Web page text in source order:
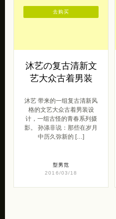
沐艺の复古清新文
艺大众古着男装
沐艺 带来的一组复古清新风
格的文艺大众古着男装设
计，一组古怪的青春系列摄
影。 孙涤非说：那些在岁月
中历久弥新的 […]
型男范
2016/03/18
去购买